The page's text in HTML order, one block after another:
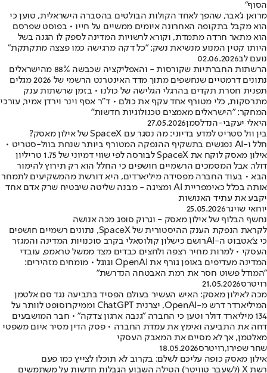
הסוף"
מרואן ג'אבר, שהפך לאחד הקולות הבולטים בהסברה הישראלית, טוען כי
הוא מקבל בתקופה האחרונה איומים ממשיים על חייו • בפוסט שפרסם
הוא מתאר חרדה מתמדת, וקורא לרשויות המדינה לספק לו הגנה בשל
היותו קטין המנוע מנשיאת נשק: "כל דקה מרגישה כמו פצצה מתקתקת"
נועם לב02.06.2026
הרשתות החברתיות שקורסות - והאפליקציה שכבשה 88% מהישראלים
נתונים דרמטיים שנחשפים מתוך מדד האינטרנט הרשמי של 2026 מגלים
תפנית חסרת תקדים בהרגלי הגלישה של כולנו • בזמן שרשתות ענק
מתרסקות, כלי מטורף אחד עקף את כולם • ד"ר אסף וינר וירדן אמיר, עורכי
המחקר: "הישראלים מאמצים טכנולוגיות חדשות"
היאלי יעקבי-הנדלסמן27.05.2026
בין וול סטריט למדע בדיוני: מה נסגר עם SpaceX של אילון מאסק?
חלל ו-AI נפגשים בתשקיף ההנפקה המטורף ביותר שנחת בוול-סטריט •
אילון מאסק לוקח את SpaceX לבורסה לפי שווי דמיוני של 1.75 טריליון
דולר, אבל המסמכים הרשמיים חושפים כי החלל הוא רק תירוץ להימור
הבא • בעוד החברה מפסידה מיליארדים, היא דורשת מהמשקיעים לתמחר
אותה בכלל כאימפריית AI ומציגה - מבנה שליטה שיבטיח שרק אדם אחד
יקבע את עתיד האנושות
יוחאי שויגר25.05.2026
נחשף הבלוף של אילון מאסק - וגרוק סופג מכה אנושה
לקראת הנפקת הענק ההיסטורית של SpaceX, נתונים רשמיים חושפים
כי צ'אטבוט ה-AIרושם כישלון קולוסאלי בקרב סוכנויות המדינה והמגזר
העסקי • למרות מחיר רצפה ולחצים כבדים מצד ממשל טראמפ, עובדי
המדינה מעדיפים באופן גורף את OpenAI וגוגל • מומחים מזהירים:
"המודל פשוט חסר את רמת האבטחה הנדרשת"
רויטרס21.05.2026
מכה לאילון מאסק: האיש העשיר בעולם הפסיד בתביעה נגד סם אלטמן
המיליארדר דרש מ-OpenAI, יצרנית ChatGPT וממיקרוסופט לוותר על
134 מיליארד דולר וטען כי החברה "גנבה ארגון צדקה" • חבר המושבעים
דחה את התביעה ואימץ את עמדת החברה • פסק הדין מסיר איום משפטי
מאלטמן, אך לא מסיים את המאבק העסקי
שחר שפירו,רויטרס18.05.2026
אילון מאסק כופה עליכם לשלם: בקרוב לא תוכלו לצייץ כמו פעם
רשת X (לשעבר טוויטר) הטילה השבוע הגבלות חדשות על משתמשים